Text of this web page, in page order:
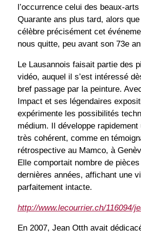
l’occurrence celui des beaux-
Quarante ans plus tard, alors que
célèbre précisément cet
nous quitte, peu avant son 73e
Le Lausannois faisait partie des
vidéo, auquel il s’est intéressé
bref passage par la peinture.
Impact et ses légendaires
expérimente les possibilités
médium. Il développe
très cohérent, comme en
rétrospective au Mamco, à
Elle comportait nombre de
dernières années, affichant une
parfaitement intacte.
http://www.lecourrier.ch/116094/
En 2007, Jean Otth avait